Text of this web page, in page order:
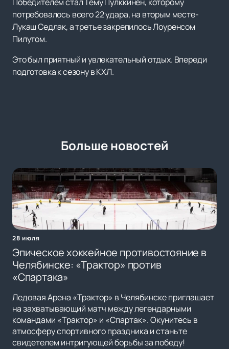
Победителем стал Тему Пулккинен, которому
потребовалось всего 22 удара, на вторым месте-
Лукаш Седлак, а третье закрепилось Лоуренсом
Пилутом.
Это был приятный и увлекательный отдых. Впереди
подготовка к сезону в КХЛ.
Больше новостей
28 июля
Эпическое хоккейное противостояние в
Челябинске: «Трактор» против
«Спартака»
Ледовая Арена «Трактор» в Челябинске приглашает
на захватывающий матч между легендарными
командами «Трактор» и «Спартак». Окунитесь в
атмосферу спортивного праздника и станьте
свидетелем интригующей борьбы за победу!